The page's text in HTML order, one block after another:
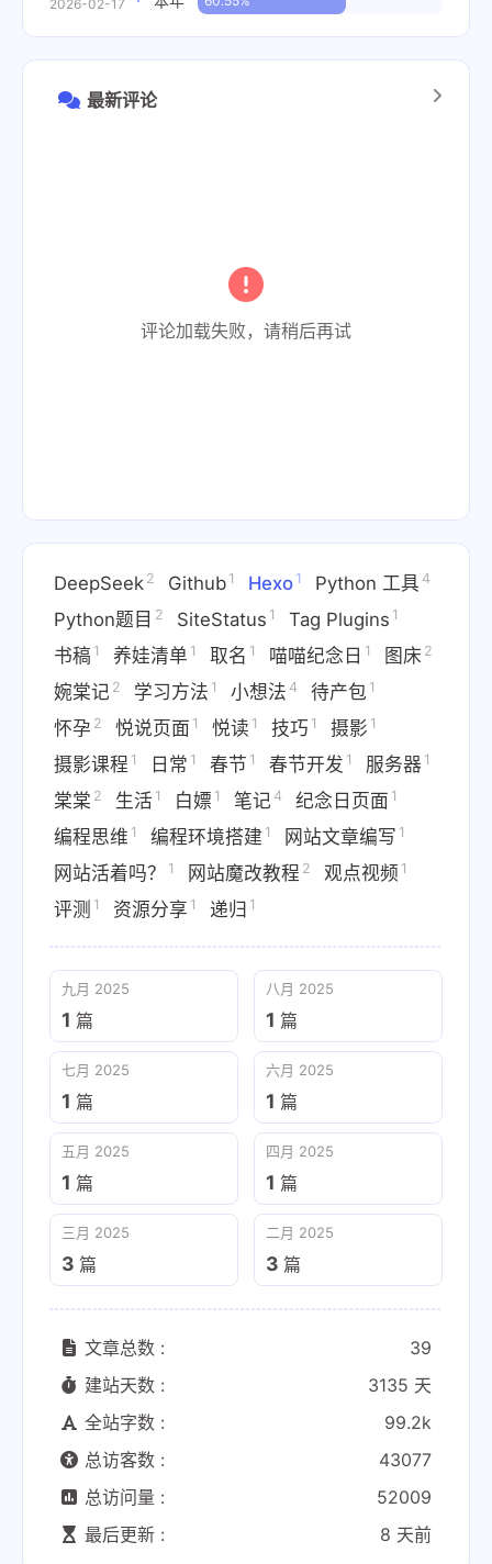
2026-02-17
最新评论
评论加载失败，请稍后再试
DeepSeek 2 Github 1 Hexo 1 Python 工具 4
Python题目 2 SiteStatus 1 Tag Plugins 1
书稿 1 养娃清单 1 取名 1 喵喵纪念日 1 图床 2
婉棠记 2 学习方法 1 小想法 4 待产包 1
怀孕 2 悦说页面 1 悦读 1 技巧 1 摄影 1
摄影课程 1 日常 1 春节 1 春节开发 1 服务器 1
棠棠 2 生活 1 白嫖 1 笔记 4 纪念日页面 1
编程思维 1 编程环境搭建 1 网站文章编写 1
网站活着吗？ 1 网站魔改教程 2 观点视频 1
评测 1 资源分享 1 递归 1
九月 2025
1 篇
八月 2025
1 篇
七月 2025
1 篇
六月 2025
1 篇
五月 2025
1 篇
四月 2025
1 篇
三月 2025
3 篇
二月 2025
3 篇
文章总数 :
39
建站天数 :
3135 天
全站字数 :
99.2k
总访客数 :
43077
总访问量 :
52009
最后更新 :
8 天前